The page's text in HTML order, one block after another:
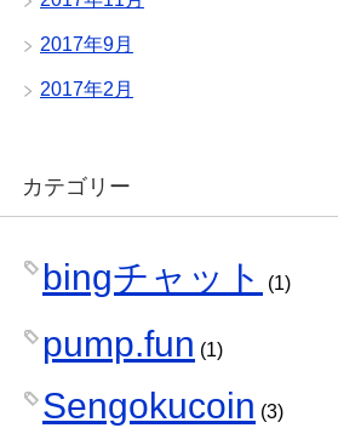
2017年9月
2017年2月
カテゴリー
bingチャット (1)
pump.fun (1)
Sengokucoin (3)